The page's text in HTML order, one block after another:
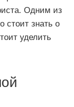
Одним из
стоит знать о
уделить